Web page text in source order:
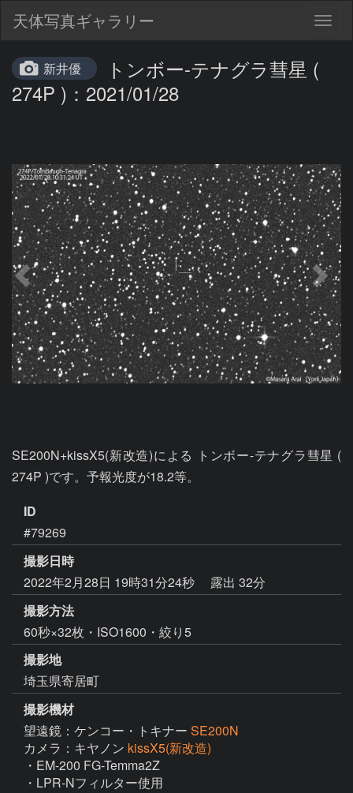
天体写真ギャラリー
新井優
トンボー-テナグラ彗星 (
274P )：2021/01/28
SE200N+kissX5(新改造)による トンボー-テナグラ彗星 (
274P )です。予報光度が18.2等。
ID
#79269
撮影日時
2022年2月28日 19時31分24秒
露出 32分
撮影方法
60秒×32枚・ISO1600・絞り5
撮影地
埼玉県寄居町
撮影機材
望遠鏡：ケンコー・トキナー SE200N
カメラ：キヤノン kissX5(新改造)
・EM-200 FG-Temma2Z
・LPR-Nフィルター使用